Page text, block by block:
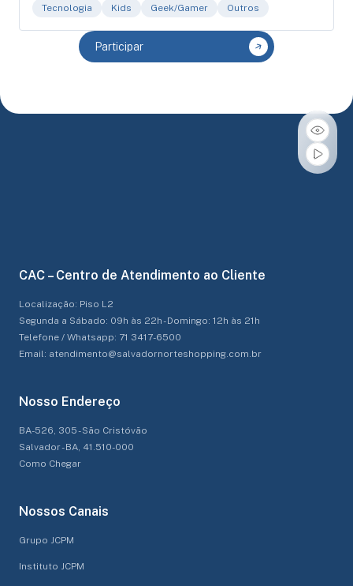
Tecnologia Kids Geek/Gamer Outros
Participar
CAC – Centro de Atendimento ao Cliente
Localização: Piso L2
Segunda a Sábado: 09h às 22h - Domingo: 12h às 21h
Telefone / Whatsapp: 71 3417-6500
Email: atendimento@salvadornorteshopping.com.br
Nosso Endereço
BA-526, 305 - São Cristóvão
Salvador - BA, 41.510-000
Como Chegar
Nossos Canais
Grupo JCPM
Instituto JCPM